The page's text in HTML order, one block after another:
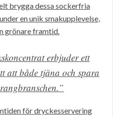
brygga dessa sockerfria
en unik smakupplevelse,
grönare framtid.
erbjuder ett
att både tjäna och spara
för dryckesservering